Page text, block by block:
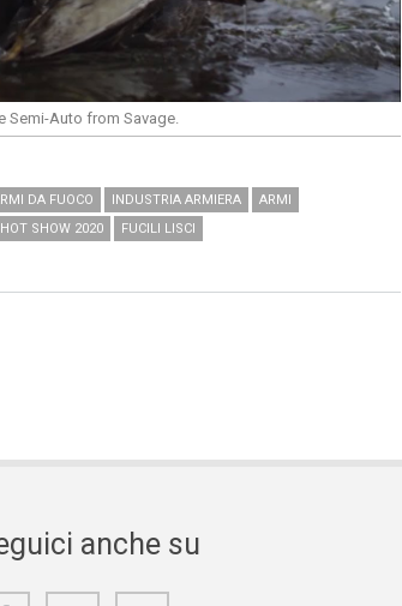
Semi-Auto from Savage.
DA FUOCO INDUSTRIA ARMIERA
ARMI
SHOW 2020 FUCILI LISCI
anche su